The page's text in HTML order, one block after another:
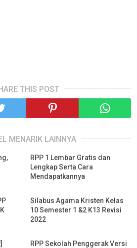
THIS POST
MENARIK LAINNYA
RPP 1 Lembar Gratis dan
Lengkap Serta Cara
Mendapatkannya
Silabus Agama Kristen Kelas
10 Semester 1 &2 K13 Revisi
2022
RPP Sekolah Penggerak Versi